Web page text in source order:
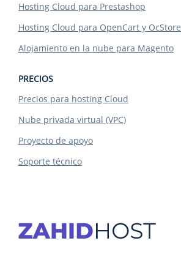
Hosting Cloud para Prestashop
Hosting Cloud para OpenCart y OcStore
Alojamiento en la nube para Magento
PRECIOS
Precios para hosting Cloud
Nube privada virtual (VPC)
Proyecto de apoyo
Soporte técnico